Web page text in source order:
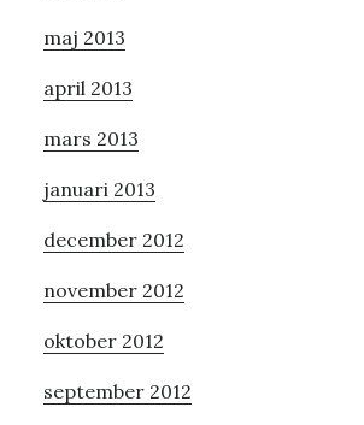
maj 2013
april 2013
mars 2013
januari 2013
december 2012
november 2012
oktober 2012
september 2012